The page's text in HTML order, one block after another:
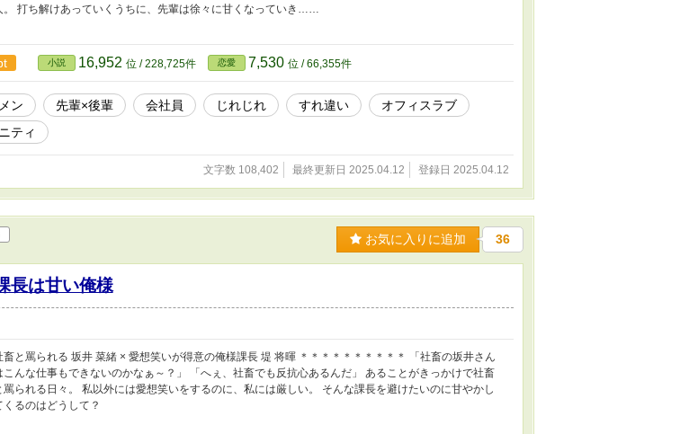
。 打ち解けあっていくうちに、先輩は徐々に甘くなっていき……
小説 16,952 位 / 228,725件 恋愛 7,530 位 / 66,355件
ン 先輩×後輩 会社員 じれじれ すれ違い
オフィスラブ
ティ
文字数 108,402 最終更新日 2025.04.12 登録日 2025.04.12
お気に入りに追加 36
長は甘い俺様
畜と罵られる 坂井 菜緒 × 愛想笑いが得意の俺様課長 堤 将暉 ＊＊＊＊＊＊＊＊＊＊ 「社畜の坂井さん
こんな仕事もできないのかなぁ～？」 「へぇ、社畜でも反抗心あるんだ」 あることがきっかけで社畜
罵られる日々。 私以外には愛想笑いをするのに、私には厳しい。 そんな課長を避けたいのに甘やかし
くるのはどうして？